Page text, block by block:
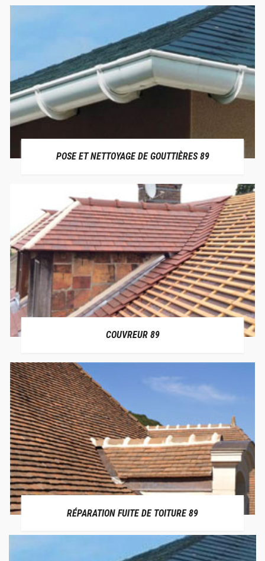
POSE ET NETTOYAGE DE GOUTTIÈRES 89
COUVREUR 89
RÉPARATION FUITE DE TOITURE 89